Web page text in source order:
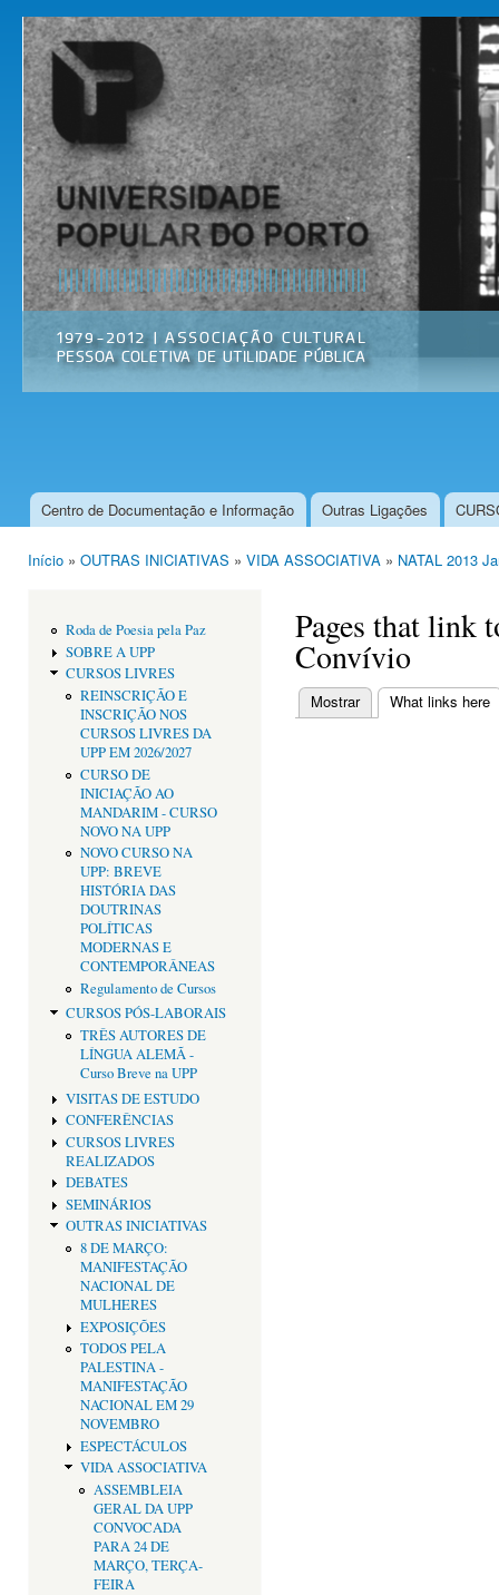
Universidade
Popular do
Porto
Associação
Cultural
Menu principal
Centro de Documentação e Informação Outras Ligações
Início » OUTRAS INICIATIVAS » VIDA ASSOCIATIVA » NATAL 2013
Roda de Poesia pela Paz
SOBRE A UPP
CURSOS LIVRES
REINSCRIÇÃO E
INSCRIÇÃO NOS
CURSOS LIVRES DA
UPP EM 2026/2027
CURSO DE
INICIAÇÃO AO
MANDARIM - CURSO
NOVO NA UPP
NOVO CURSO NA
UPP: BREVE
HISTÓRIA DAS
DOUTRINAS
POLÍTICAS
MODERNAS E
CONTEMPORÂNEAS
Regulamento de Cursos
CURSOS PÓS-LABORAIS
TRÊS AUTORES DE
LÍNGUA ALEMÃ -
Curso Breve na UPP
VISITAS DE ESTUDO
CONFERÊNCIAS
CURSOS LIVRES
REALIZADOS
DEBATES
SEMINÁRIOS
OUTRAS INICIATIVAS
8 DE MARÇO:
MANIFESTAÇÃO
NACIONAL DE
MULHERES
EXPOSIÇÕES
TODOS PELA
PALESTINA -
MANIFESTAÇÃO
NACIONAL EM 29
NOVEMBRO
ESPECTÁCULOS
VIDA ASSOCIATIVA
ASSEMBLEIA
GERAL DA UPP
CONVOCADA
PARA 24 DE
MARÇO, TERÇA-
FEIRA
Pages that link
Convívio
Separadores
Mostrar What links here